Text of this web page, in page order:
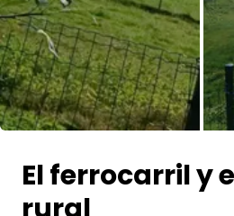
El ferrocarril y